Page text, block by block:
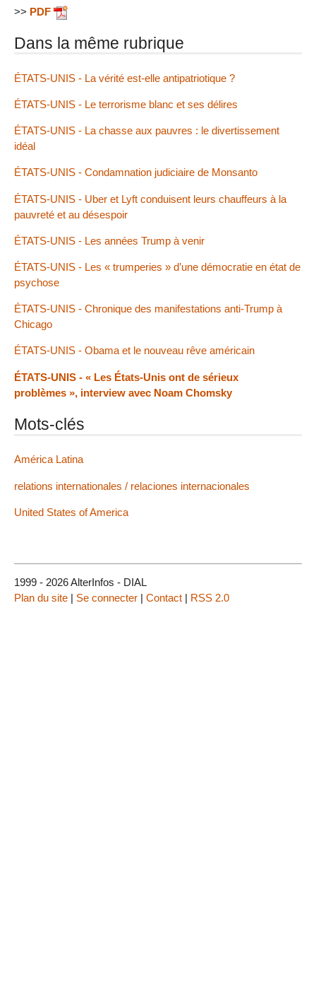
>> PDF
Dans la même rubrique
ÉTATS-UNIS - La vérité est-elle antipatriotique ?
ÉTATS-UNIS - Le terrorisme blanc et ses délires
ÉTATS-UNIS - La chasse aux pauvres : le divertissement
idéal
ÉTATS-UNIS - Condamnation judiciaire de Monsanto
ÉTATS-UNIS - Uber et Lyft conduisent leurs chauffeurs à la
pauvreté et au désespoir
ÉTATS-UNIS - Les années Trump à venir
ÉTATS-UNIS - Les « trumperies » d’une démocratie en état de
psychose
ÉTATS-UNIS - Chronique des manifestations anti-Trump à
Chicago
ÉTATS-UNIS - Obama et le nouveau rêve américain
ÉTATS-UNIS - « Les États-Unis ont de sérieux
problèmes », interview avec Noam Chomsky
Mots-clés
América Latina
relations internationales / relaciones internacionales
United States of America
1999 - 2026 AlterInfos - DIAL
Plan du site | Se connecter | Contact | RSS 2.0